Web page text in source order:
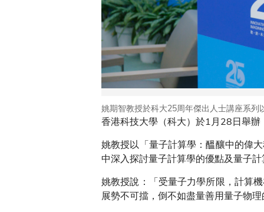
姚期智教授於科大25周年傑出人士講座系
香港科技大學（科大）於1月28日舉
姚教授以「量子計算學：醞釀中的偉
中深入探討量子計算學的優點及量子
姚教授說：「受量子力學所限，計算
展勢不可擋，倒不如盡量善用量子物